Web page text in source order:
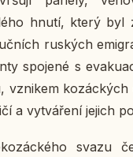
hnutí, který byl
rus­kých
spo­je­né s
vzni­kem
a vy­tvá­ře­ní jejich
svazu